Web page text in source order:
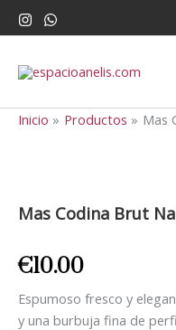
al
Inicio Productos Mas
Mas Codina Brut
€10.00
Espumoso fresco y
y una burbuja fina de
Nature
(Cava)
cantidad